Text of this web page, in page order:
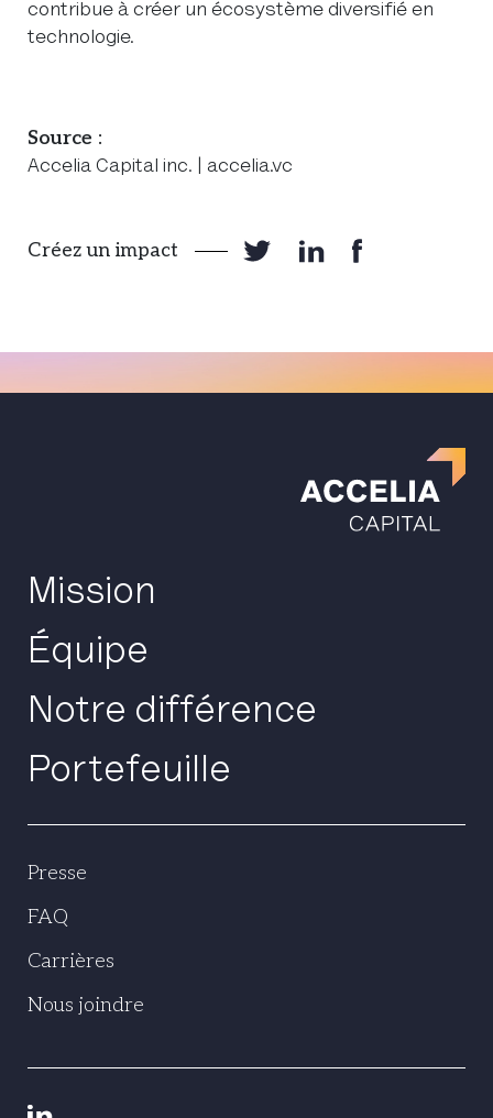
contribue à créer un écosystème diversifié en
technologie.
Source :
Accelia Capital inc. | accelia.vc
Créez un impact
Mission
Équipe
Notre différence
Portefeuille
Presse
FAQ
Carrières
Nous joindre